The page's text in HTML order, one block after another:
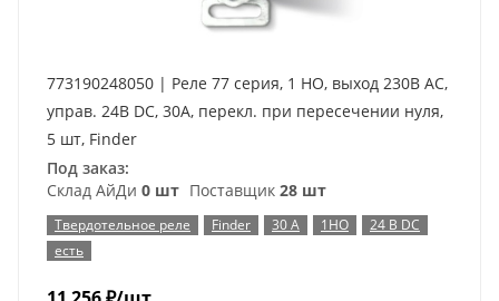
773190248050 | Реле 77 серия, 1 НО, выход 230В AC,
управ. 24В DC, 30A, перекл. при пересечении нуля,
5 шт, Finder
Под заказ:
Склад АйДи 0 шт Поставщик 28 шт
Твердотельное реле Finder 30 А 1НО
24 В DC
есть